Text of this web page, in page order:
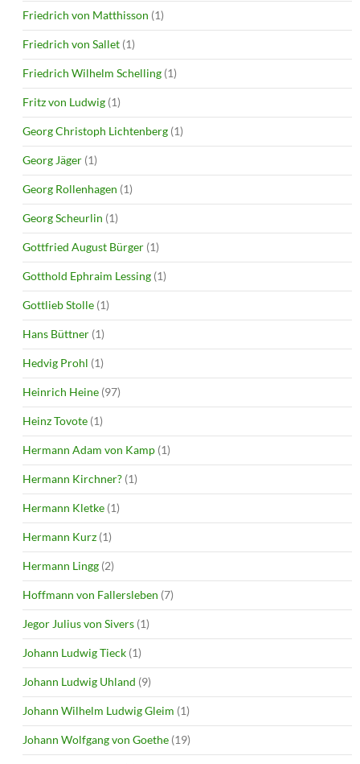
Friedrich von Matthisson (1)
Friedrich von Sallet (1)
Friedrich Wilhelm Schelling (1)
Fritz von Ludwig (1)
Georg Christoph Lichtenberg (1)
Georg Jäger (1)
Georg Rollenhagen (1)
Georg Scheurlin (1)
Gottfried August Bürger (1)
Gotthold Ephraim Lessing (1)
Gottlieb Stolle (1)
Hans Büttner (1)
Hedvig Prohl (1)
Heinrich Heine (97)
Heinz Tovote (1)
Hermann Adam von Kamp (1)
Hermann Kirchner? (1)
Hermann Kletke (1)
Hermann Kurz (1)
Hermann Lingg (2)
Hoffmann von Fallersleben (7)
Jegor Julius von Sivers (1)
Johann Ludwig Tieck (1)
Johann Ludwig Uhland (9)
Johann Wilhelm Ludwig Gleim (1)
Johann Wolfgang von Goethe (19)